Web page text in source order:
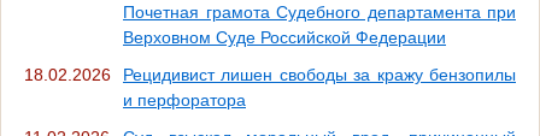
Почетная грамота Судебного департамента при
Верховном Суде Российской Федерации
18.02.2026
Рецидивист лишен свободы за кражу бензопилы
и перфоратора